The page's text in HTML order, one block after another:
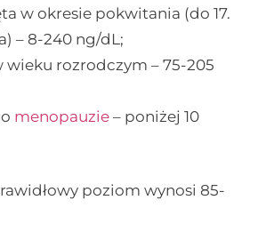
w okresie pokwitania (do 17.
– 8-240 ng/dL;
wieku rozrodczym – 75-205
menopauzie – poniżej 10
poziom wynosi 85-